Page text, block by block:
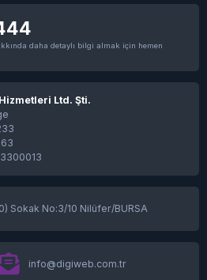
daha detaylı bilgi almak için hemen
Ltd. Şti.
Sokak No:3/10 Nilüfer/BURSA
info@digiweb.com.tr